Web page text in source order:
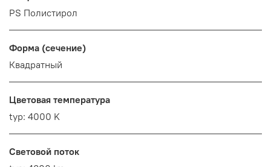
PS Полистирол
Форма (сечение)
Квадратный
Цветовая температура
typ: 4000 K
Световой поток